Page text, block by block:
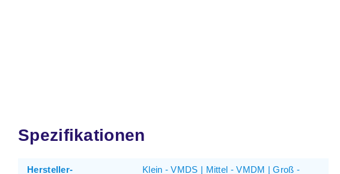
Spezifikationen
Hersteller-
Klein - VMDS | Mittel - VMDM | Groß -